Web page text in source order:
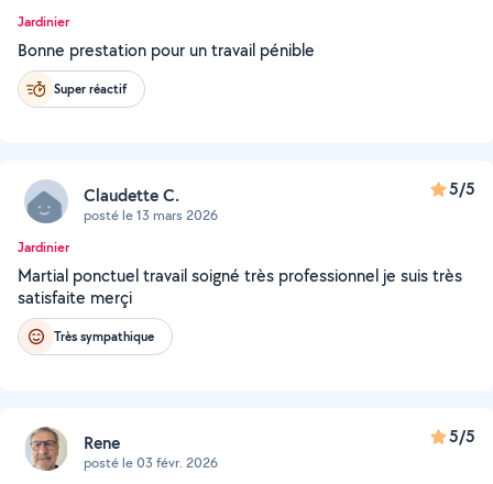
Jardinier
Bonne prestation pour un travail pénible
Super réactif
Claudette C.
posté le 13 mars 2026
5/5
Jardinier
Martial ponctuel travail soigné très professionnel je suis très
satisfaite merçi
Très sympathique
Rene
posté le 03 févr. 2026
5/5